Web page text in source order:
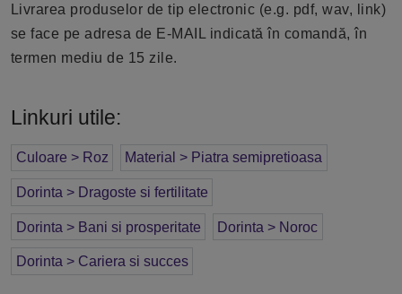
Livrarea produselor de tip electronic (e.g. pdf, wav, link)
se face pe adresa de E-MAIL indicată în comandă, în
termen mediu de 15 zile.
Linkuri utile:
Culoare > Roz Material > Piatra semipretioasa
Dorinta > Dragoste si fertilitate
Dorinta > Bani si prosperitate Dorinta > Noroc
Dorinta > Cariera si succes